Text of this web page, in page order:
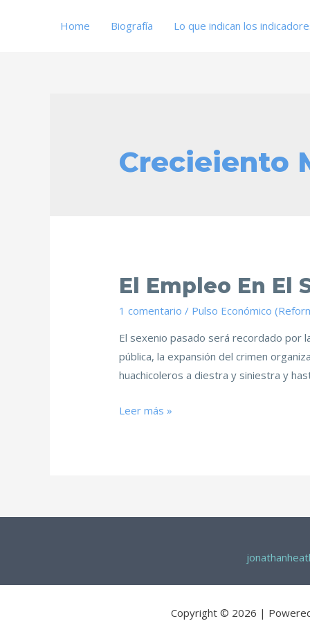
Home Biografía Lo que indican los
Crecieiento
El Empleo En El
1 comentario / Pulso Económico
El sexenio pasado será recordado por
pública, la expansión del crimen
huachicoleros a diestra y siniestra y
Leer más »
Copyright © 2026 |